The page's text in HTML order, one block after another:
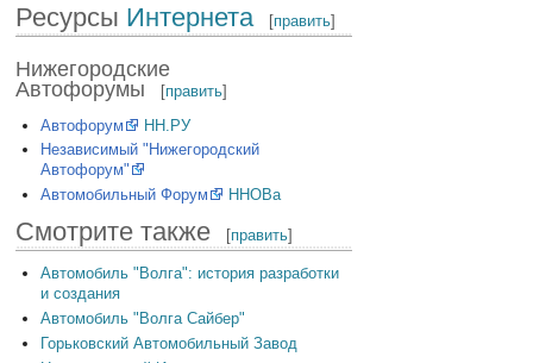
Ресурсы Интернета [править]
Нижегородские
Автофорумы
[править]
Автофорум
НН.РУ
Независимый "Нижегородский
Автофорум"
Автомобильный Форум
ННОВа
Смотрите также [править]
Автомобиль "Волга": история разработки
и создания
Автомобиль "Волга Сайбер"
Горьковский Автомобильный Завод